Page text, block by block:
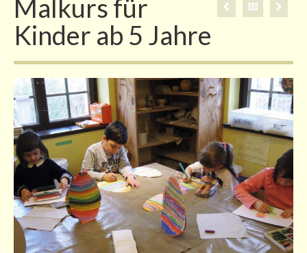
Malkurs für
Kinder ab 5 Jahre